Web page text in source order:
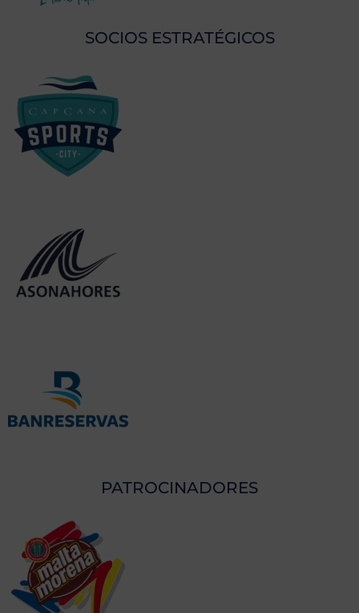
SOCIOS ESTRATÉGICOS
PATROCINADORES